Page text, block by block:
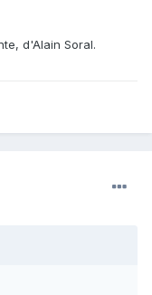
d'Alain Soral.